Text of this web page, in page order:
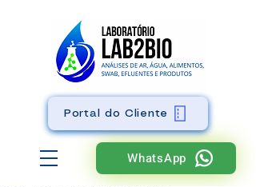
WhatsApp
Portal do Cliente